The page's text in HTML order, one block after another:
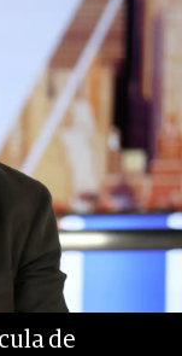
de